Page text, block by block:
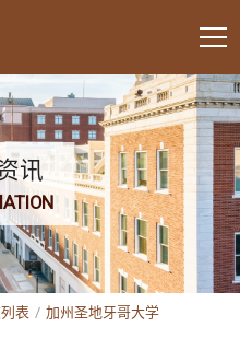
讯
表 加州圣地牙哥大学